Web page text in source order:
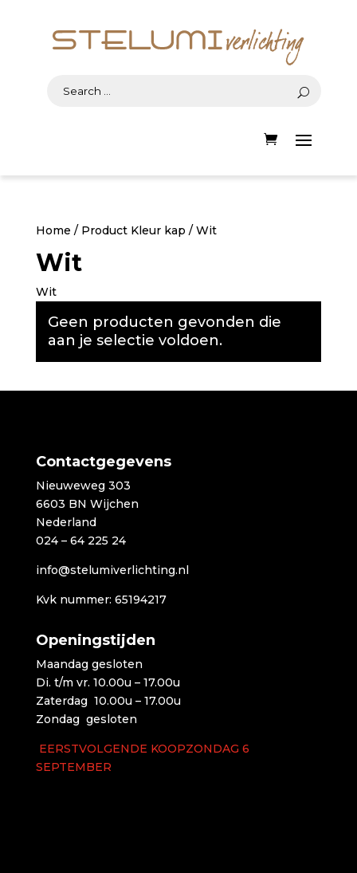
Home / Product Kleur kap / Wit
Wit
Wit
Geen producten gevonden die
aan je selectie voldoen.
Contactgegevens
Nieuweweg 303
6603 BN Wijchen
Nederland
024 – 64 225 24
info@stelumiverlichting.nl
Kvk nummer: 65194217
Openingstijden
Maandag gesloten
Di. t/m vr. 10.00u – 17.00u
Zaterdag 10.00u – 17.00u
Zondag gesloten
EERSTVOLGENDE KOOPZONDAG 6
SEPTEMBER